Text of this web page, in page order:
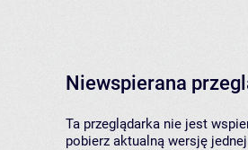
Niewspierana
Ta przeglądarka nie jest
pobierz aktualną wersję